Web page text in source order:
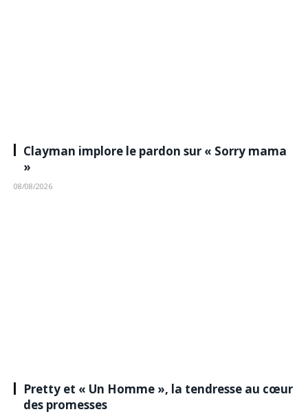
Clayman implore le pardon sur « Sorry mama
»
08/08/2026
Pretty et « Un Homme », la tendresse au cœur
des promesses